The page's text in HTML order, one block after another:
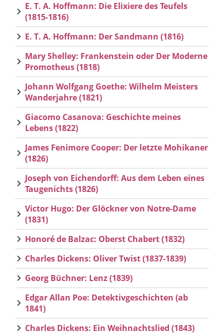
E. T. A. Hoffmann: Die Elixiere des Teufels
(1815-1816)
E. T. A. Hoffmann: Der Sandmann (1816)
Mary Shelley: Frankenstein oder Der Moderne
Promotheus (1818)
Johann Wolfgang Goethe: Wilhelm Meisters
Wanderjahre (1821)
Giacomo Casanova: Geschichte meines
Lebens (1822)
James Fenimore Cooper: Der letzte Mohikaner
(1826)
Joseph von Eichendorff: Aus dem Leben eines
Taugenichts (1826)
Victor Hugo: Der Glöckner von Notre-Dame
(1831)
Honoré de Balzac: Oberst Chabert (1832)
Charles Dickens: Oliver Twist (1837-1839)
Georg Büchner: Lenz (1839)
Edgar Allan Poe: Detektivgeschichten (ab
1841)
Charles Dickens: Ein Weihnachtslied (1843)